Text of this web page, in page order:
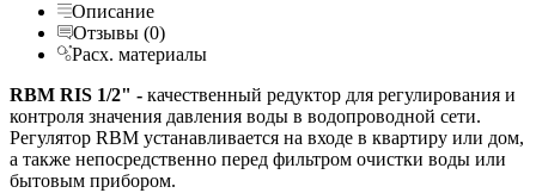
Описание
Отзывы (0)
Расх. материалы
RBM RIS 1/2" - качественный редуктор для регулирования и
контроля значения давления воды в водопроводной сети.
Регулятор RBM устанавливается на входе в квартиру или дом,
а также непосредственно перед фильтром очистки воды или
бытовым прибором.